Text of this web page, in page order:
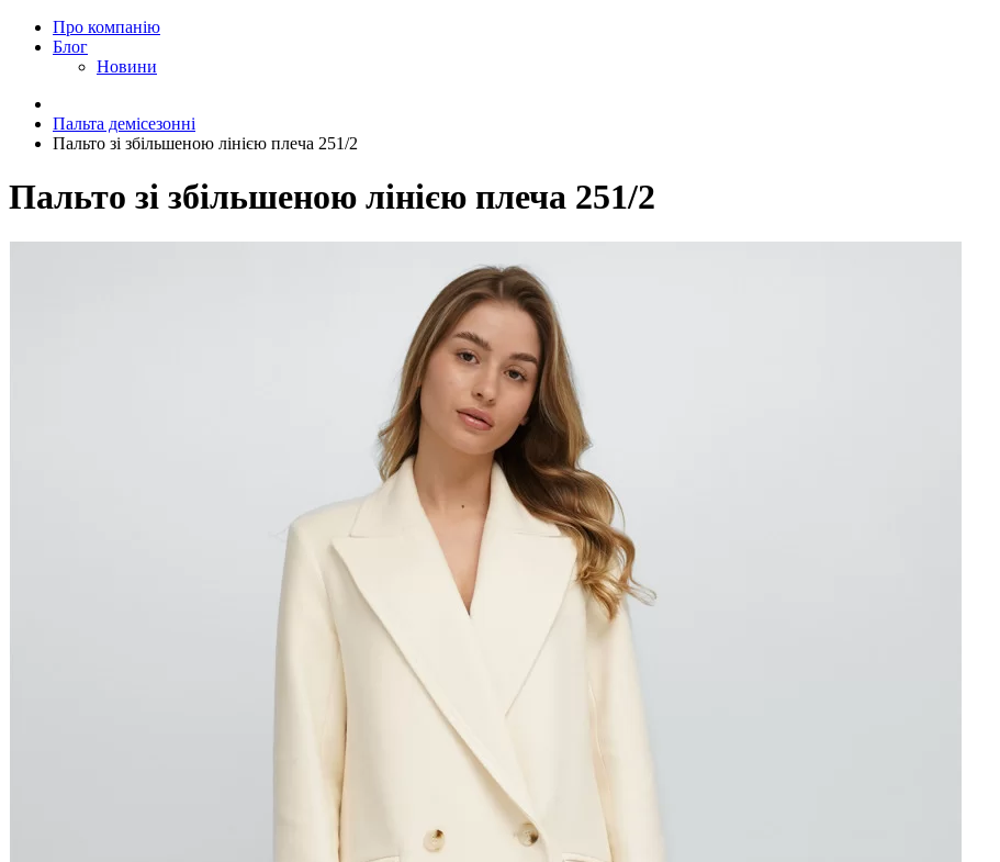
Про компанію
Блог
Новини
Пальта демісезонні
Пальто зі збільшеною лінією плеча 251/2
Пальто зі збільшеною лінією плеча 251/2